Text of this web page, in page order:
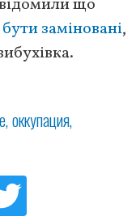
заміновані,
оккупация